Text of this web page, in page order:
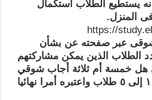
يستطيع الطلاب استكمال
المنزل.
عبر صفحته عن بشأن
الطلاب الذين يمكن مشاركتهم
خمسة أم ثلاثة أجاب شوقي
أن الرد القاطع العدد من ١ إلى ٥ طلاب واعتبره أمرا نهائيا